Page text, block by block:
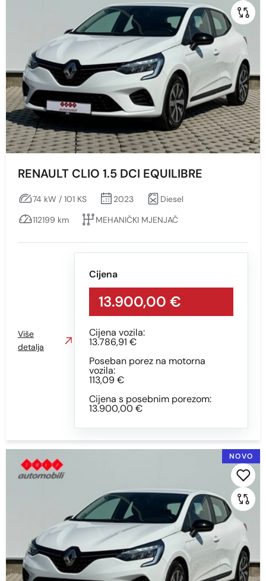
Diesel
Snaga vozila KS
Min Max
Prikaži Obriši
MEHANIČKI MJENJAČ
CRNA
CRNA - S EFEKTOM
SIVA S EFEKTOM
SREBRNA
RENAULT CLIO 1.5 DCI EQUILIBRE
74 kW / 101 KS 2023
Diesel
112199 km
MEHANIČKI MJENJAČ
Cijena
13.900,00 €
Cijena vozila:
13.786,91 €
Poseban porez na motorna
vozila:
113,09 €
Cijena s posebnim porezom:
13.900,00 €
Više
detalja
NOVO